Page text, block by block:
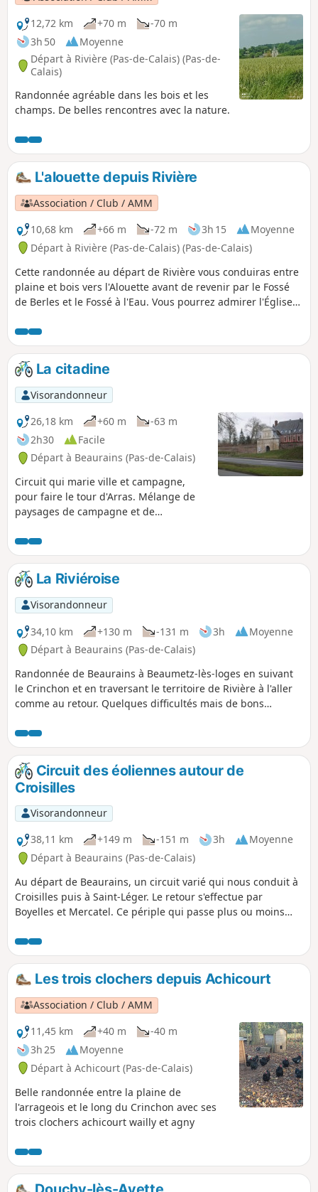
12,72 km
+70 m
-70 m
3h 50
Moyenne
Départ à Rivière (Pas-de-Calais) (Pas-de-
Calais)
Randonnée agréable dans les bois et les
champs. De belles rencontres avec la nature.
L'alouette depuis Rivière
Association / Club / AMM
10,68 km
+66 m -72 m 3h 15
Moyenne
Départ à Rivière (Pas-de-Calais) (Pas-de-Calais)
Cette randonnée au départ de Rivière vous conduiras entre
plaine et bois vers l'Alouette avant de revenir par le Fossé
de Berles et le Fossé à l'Eau. Vous pourrez admirer l'Église
La citadine
Visorandonneur
26,18 km
+60 m
-63 m
2h30
Facile
Départ à Beaurains (Pas-de-Calais)
Circuit qui marie ville et campagne,
pour faire le tour d'Arras. Mélange de
paysages de campagne et de
Citadelle, le Mémorial Anglais ou les
remparts.
La Riviéroise
Visorandonneur
34,10 km
+130 m -131 m 3h
Moyenne
Départ à Beaurains (Pas-de-Calais)
Randonnée de Beaurains à Beaumetz-lès-loges en suivant
le Crinchon et en traversant le territoire de Rivière à l'aller
comme au retour. Quelques difficultés mais de bons
Circuit des éoliennes autour de
Croisilles
Visorandonneur
38,11 km
+149 m -151 m 3h
Moyenne
Départ à Beaurains (Pas-de-Calais)
Au départ de Beaurains, un circuit varié qui nous conduit à
Croisilles puis à Saint-Léger. Le retour s'effectue par
Boyelles et Mercatel. Ce périple qui passe plus ou moins
Les trois clochers depuis Achicourt
Association / Club / AMM
11,45 km
+40 m
-40 m
3h 25
Moyenne
Départ à Achicourt (Pas-de-Calais)
Belle randonnée entre la plaine de
l'arrageois et le long du Crinchon avec ses
trois clochers achicourt wailly et agny